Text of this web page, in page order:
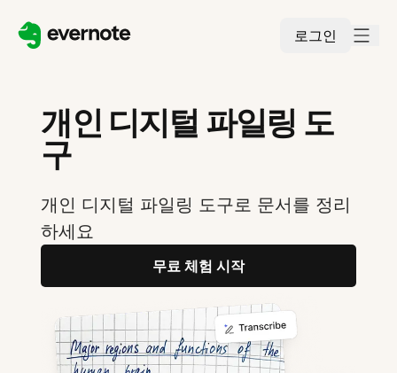
로그인
개인 디지털 파일링 도
구
개인 디지털 파일링 도구로 문서를 정리
하세요
무료 체험 시작